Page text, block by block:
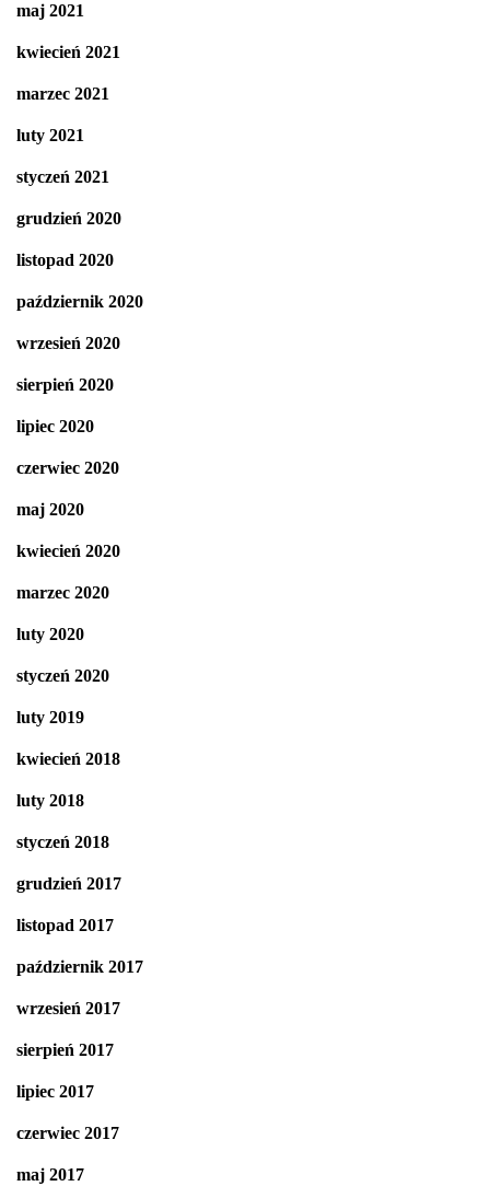
maj 2021
kwiecień 2021
marzec 2021
luty 2021
styczeń 2021
grudzień 2020
listopad 2020
październik 2020
wrzesień 2020
sierpień 2020
lipiec 2020
czerwiec 2020
maj 2020
kwiecień 2020
marzec 2020
luty 2020
styczeń 2020
luty 2019
kwiecień 2018
luty 2018
styczeń 2018
grudzień 2017
listopad 2017
październik 2017
wrzesień 2017
sierpień 2017
lipiec 2017
czerwiec 2017
maj 2017